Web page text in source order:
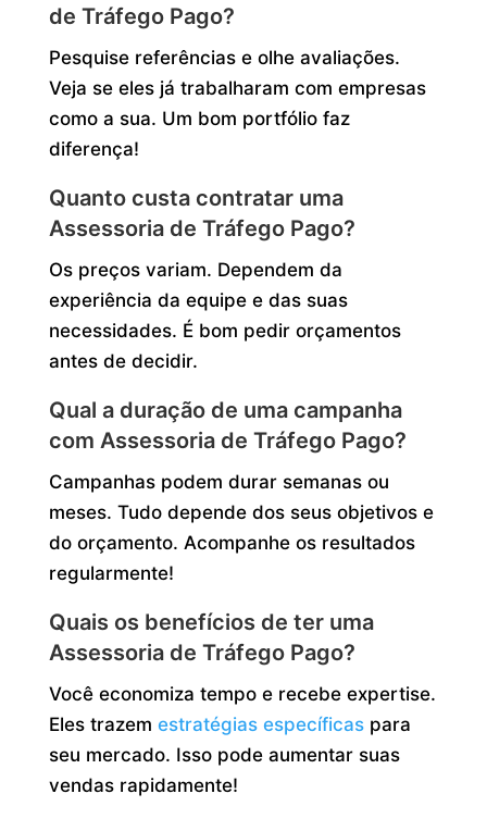
de Tráfego Pago?
Pesquise referências e olhe avaliações.
Veja se eles já trabalharam com empresas
como a sua. Um bom portfólio faz
diferença!
Quanto custa contratar uma
Assessoria de Tráfego Pago?
Os preços variam. Dependem da
experiência da equipe e das suas
necessidades. É bom pedir orçamentos
antes de decidir.
Qual a duração de uma campanha
com Assessoria de Tráfego Pago?
Campanhas podem durar semanas ou
meses. Tudo depende dos seus objetivos e
do orçamento. Acompanhe os resultados
regularmente!
Quais os benefícios de ter uma
Assessoria de Tráfego Pago?
Você economiza tempo e recebe expertise.
Eles trazem estratégias específicaspara
seu mercado. Isso pode aumentar suas
vendas rapidamente!